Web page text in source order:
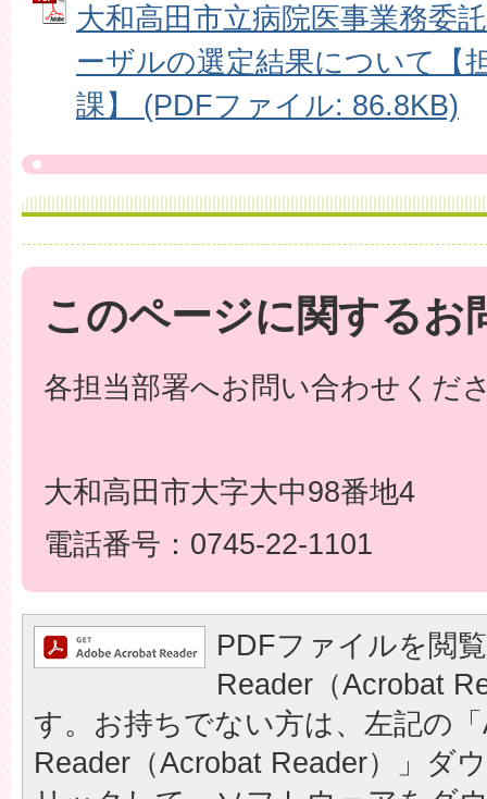
大和高田市立病院医事業務委
ーザルの選定結果について【
課】 (PDFファイル: 86.8KB)
このページに関するお
各担当部署へお問い合わせくだ
大和高田市大字大中98番地4
電話番号：0745-22-1101
PDFファイルを閲
Reader（Acrobat
す。お持ちでない方は、左記の
Reader（Acrobat Reader）」ダ